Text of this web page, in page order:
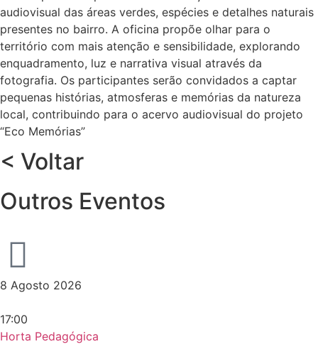
audiovisual das áreas verdes, espécies e detalhes naturais
presentes no bairro. A oficina propõe olhar para o
território com mais atenção e sensibilidade, explorando
enquadramento, luz e narrativa visual através da
fotografia. Os participantes serão convidados a captar
pequenas histórias, atmosferas e memórias da natureza
local, contribuindo para o acervo audiovisual do projeto
“Eco Memórias”
< Voltar
Outros Eventos
8 Agosto 2026
17:00
Horta Pedagógica